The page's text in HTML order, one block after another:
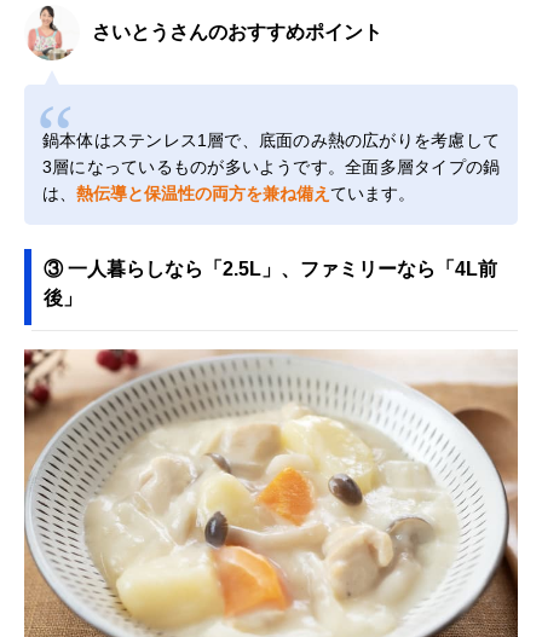
さいとうさんのおすすめポイント
鍋本体はステンレス1層で、底面のみ熱の広がりを考慮して
3層になっているものが多いようです。全面多層タイプの鍋
は、 熱伝導と保温性の両方を兼ね備え ています。
③ 一人暮らしなら「2.5L」、ファミリーなら「4L前
後」